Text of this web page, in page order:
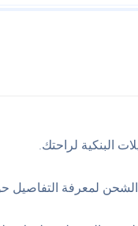
البنكية لراحتك.
لمعرفة التفاصيل